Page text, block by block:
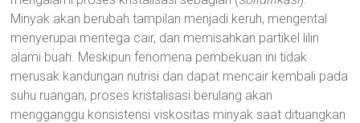
Minyak akan berubah tampilan menjadi keruh, mengental
menyerupai mentega cair, dan memisahkan partikel lilin
alami buah. Meskipun fenomena pembekuan ini tidak
merusak kandungan nutrisi dan dapat mencair kembali pada
suhu ruangan, proses kristalisasi berulang akan
mengganggu konsistensi viskositas minyak saat dituangkan